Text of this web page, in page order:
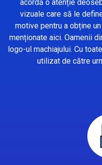
acordă o atenție
vizuale care să le
motive pentru a obține
menționate aici. Oamenii
logo-ul machiajului. Cu
utilizat de către